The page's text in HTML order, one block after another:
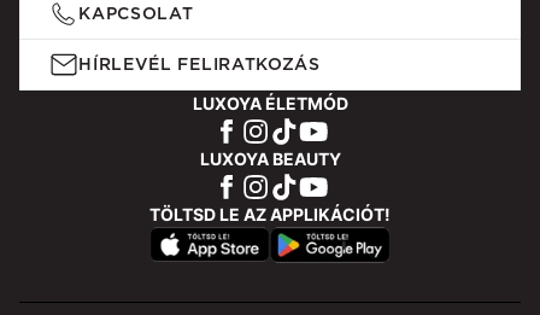
KAPCSOLAT
HÍRLEVÉL FELIRATKOZÁS
LUXOYA ÉLETMÓD
LUXOYA BEAUTY
TÖLTSD LE AZ APPLIKÁCIÓT!